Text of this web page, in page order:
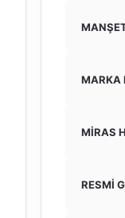
MARKA
MİRAS
RESMİ